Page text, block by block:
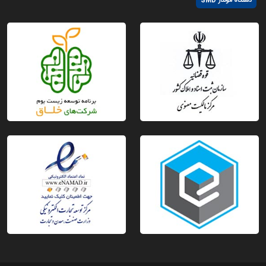
سنجید. این سنسور قابلیت اتصال به انواع سیستم های امنیتی
و دزدگیری را دارد.
قیمت دتکتور نشت گاز
یکی از فاکتورهایی که معمولاً در زمان خرید سنسور های گاز و
سایر قطعات الکترونیکی به آن توجه می کنیم، قیمت یک قطعه
است. قیمت قطعات بسته به نوع کاربرد و همینطور ویژگی هایی
که دارند، تغییر می کنند. گازی که یک سنسور تشخیص می
دهد، پایداری، حساسیت، مقاومت در برابر خوردگی، مقدار گاز
قابل تشخیص، ولتاژ منبع تغذیه و خروجی های آنالوگ و
دیجیتال از جمله موارد هستند که در قیمت دتکتور نشت گاز،
موثرند.
خرید سنسورهای گاز
با توجه به اینکه سنسور گاز به عنوان یک مبدل، کسری از حجم
خاص گاز را به سیگنال الکتریکی تبدیل می کند، استفاده از
قطعاتی که اورجینال و با کیفیت هستند، از اهمیت بالایی